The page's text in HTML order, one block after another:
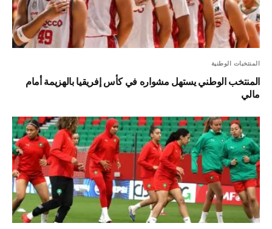
المنتخبات الوطنية
المنتخب الوطني يستهل مشواره في كأس إفريقيا بالهزيمة أمام
مالي